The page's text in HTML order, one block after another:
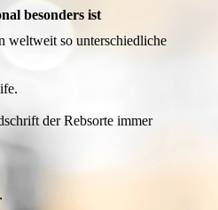
besonders ist
weltweit so unterschiedliche
der Rebsorte immer